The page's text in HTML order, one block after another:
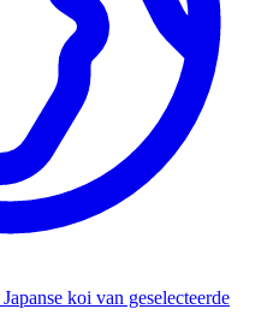
Japanse koi van geselecteerde